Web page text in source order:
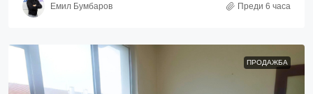
Емил Бумбаров Преди 6 часа
ПРОДАЖБА